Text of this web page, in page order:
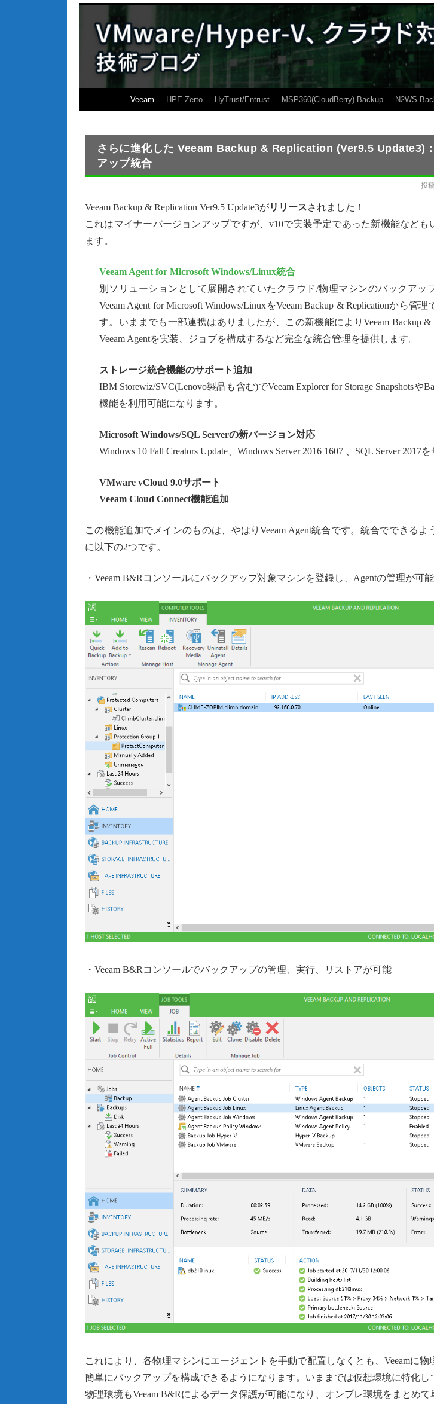
Veeam HPE Zerto HyTrust/Entrust MSP360(CloudBerry) Backup N2WS
さらに進化した Veeam Backup & Replication (Ver9.5 Update3)
アップ統合
投
Veeam Backup & Replication Ver9.5 Update3がリリースされました！
これはマイナーバージョンアップですが、v10で実装予定であった新機能なども
ます。
Veeam Agent for Microsoft Windows/Linux統合
別ソリューションとして展開されていたクラウド/物理マシンのバックアッ
Veeam Agent for Microsoft Windows/LinuxをVeeam Backup & Replicationから管
す。いままでも一部連携はありましたが、この新機能によりVeeam Backup &
Veeam Agentを実装、ジョブを構成するなど完全な統合管理を提供します。
ストレージ統合機能のサポート追加
IBM Storewiz/SVC(Lenovo製品も含む)でVeeam Explorer for Storage Snapshotsや
機能を利用可能になります。
Microsoft Windows/SQL Serverの新バージョン対応
Windows 10 Fall Creators Update、Windows Server 2016 1607 、SQL Server 2017
VMware vCloud 9.0サポート
Veeam Cloud Connect機能追加
この機能追加でメインのものは、やはりVeeam Agent統合です。統合でできる
に以下の2つです。
・Veeam B&Rコンソールにバックアップ対象マシンを登録し、Agentの管理が可能
・Veeam B&Rコンソールでバックアップの管理、実行、リストアが可能
これにより、各物理マシンにエージェントを手動で配置しなくとも、Veeamに
簡単にバックアップを構成できるようになります。いままでは仮想環境に特化し
物理環境もVeeam B&Rによるデータ保護が可能になり、オンプレ環境をまとめ